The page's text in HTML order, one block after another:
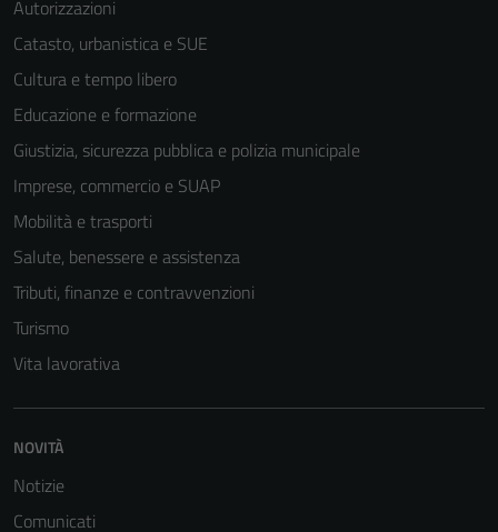
Autorizzazioni
Catasto, urbanistica e SUE
Cultura e tempo libero
Educazione e formazione
Giustizia, sicurezza pubblica e polizia municipale
Imprese, commercio e SUAP
Mobilità e trasporti
Salute, benessere e assistenza
Tributi, finanze e contravvenzioni
Turismo
Vita lavorativa
NOVITÀ
Notizie
Comunicati
informazioni